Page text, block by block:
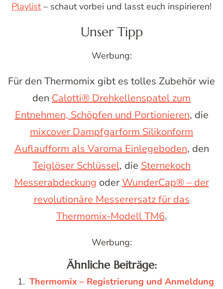
Playlist– schaut vorbei und lasst euch inspirieren!
Unser Tipp
Werbung:
Für den Thermomix gibt es tolles Zubehör wie
den Calotti® Drehkellenspatel zum
Entnehmen, Schöpfen und Portionieren, die
mixcover Dampfgarform Silikonform
Auflaufform als Varoma Einlegeboden, den
Teiglöser Schlüssel, die Sternekoch
Messerabdeckung oderWunderCap® – der
revolutionäre Messerersatz für das
Thermomix-Modell TM6.
Werbung:
Ähnliche Beiträge:
Thermomix – Registrierung und Anmeldung